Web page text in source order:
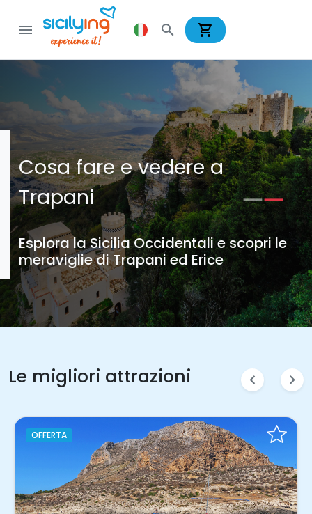
menu search shopping_cart
Cosa fare e vedere a
Trapani
Esplora la Sicilia Occidentali e scopri le
meraviglie di Trapani ed Erice
Le migliori attrazioni chevron_left chevron_right